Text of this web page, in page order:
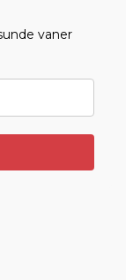
vaner